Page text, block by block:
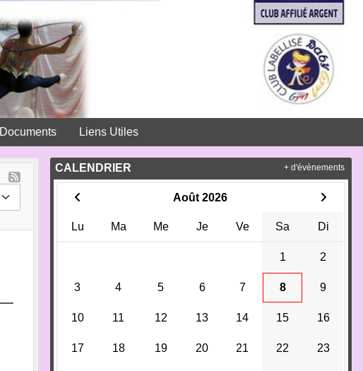
Documents Liens Utiles
CALENDRIER
Août 2026
Lu Ma Me Je Ve Sa Di
1 2
3 4 5 6 7 8 9
10 11 12 13 14 15 16
17 18 19 20 21 22 23
+ d'évènements